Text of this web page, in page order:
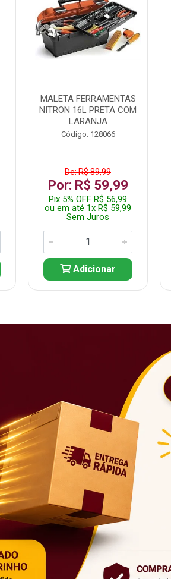
MALETA FERRAMENTAS
NITRON 16L PRETA COM
LARANJA
Código: 128066
De: R$ 89,99
Por: R$ 59,99
Pix 5% OFF R$ 56,99
ou em até 1x R$ 59,99
Sem Juros
Adicionar